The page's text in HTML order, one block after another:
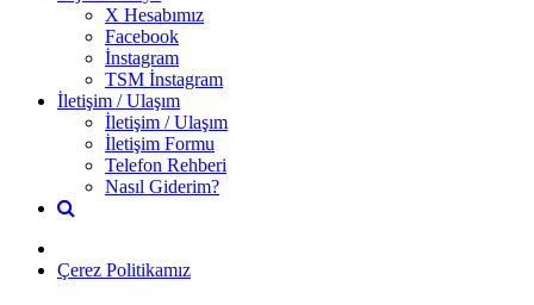
X Hesabımız
Facebook
İnstagram
TSM İnstagram
İletişim / Ulaşım
İletişim / Ulaşım
İletişim Formu
Telefon Rehberi
Nasıl Giderim?
Çerez Politikamız